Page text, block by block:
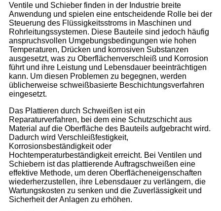
Ventile und Schieber finden in der Industrie breite
Anwendung und spielen eine entscheidende Rolle bei der
Steuerung des Flüssigkeitsstroms in Maschinen und
Rohrleitungssystemen. Diese Bauteile sind jedoch häufig
anspruchsvollen Umgebungsbedingungen wie hohen
Temperaturen, Drücken und korrosiven Substanzen
ausgesetzt, was zu Oberflächenverschleiß und Korrosion
führt und ihre Leistung und Lebensdauer beeinträchtigen
kann. Um diesen Problemen zu begegnen, werden
üblicherweise schweißbasierte Beschichtungsverfahren
eingesetzt.
Das Plattieren durch Schweißen ist ein
Reparaturverfahren, bei dem eine Schutzschicht aus
Material auf die Oberfläche des Bauteils aufgebracht wird.
Dadurch wird Verschleißfestigkeit,
Korrosionsbeständigkeit oder
Hochtemperaturbeständigkeit erreicht. Bei Ventilen und
Schiebern ist das plattierende Auftragschweißen eine
effektive Methode, um deren Oberflächeneigenschaften
wiederherzustellen, ihre Lebensdauer zu verlängern, die
Wartungskosten zu senken und die Zuverlässigkeit und
Sicherheit der Anlagen zu erhöhen.